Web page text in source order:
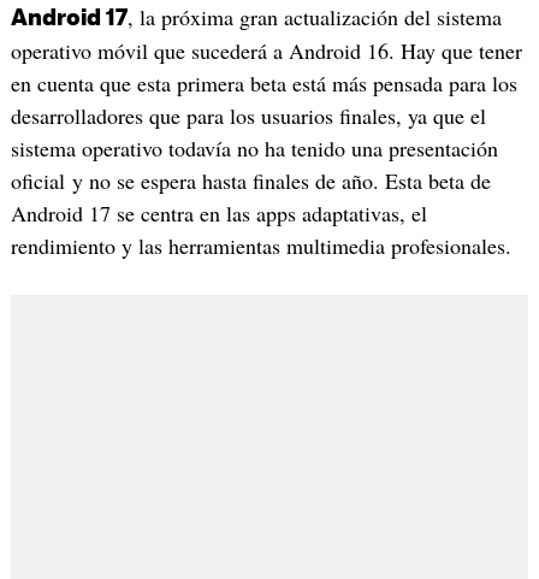
Android 17, la próxima gran actualización del sistema
operativo móvil que sucederá a Android 16. Hay que tener
en cuenta que esta primera beta está más pensada para los
desarrolladores que para los usuarios finales, ya que el
sistema operativo todavía no ha tenido una presentación
oficial y no se espera hasta finales de año. Esta beta de
Android 17 se centra en las apps adaptativas, el
rendimiento y las herramientas multimedia profesionales.